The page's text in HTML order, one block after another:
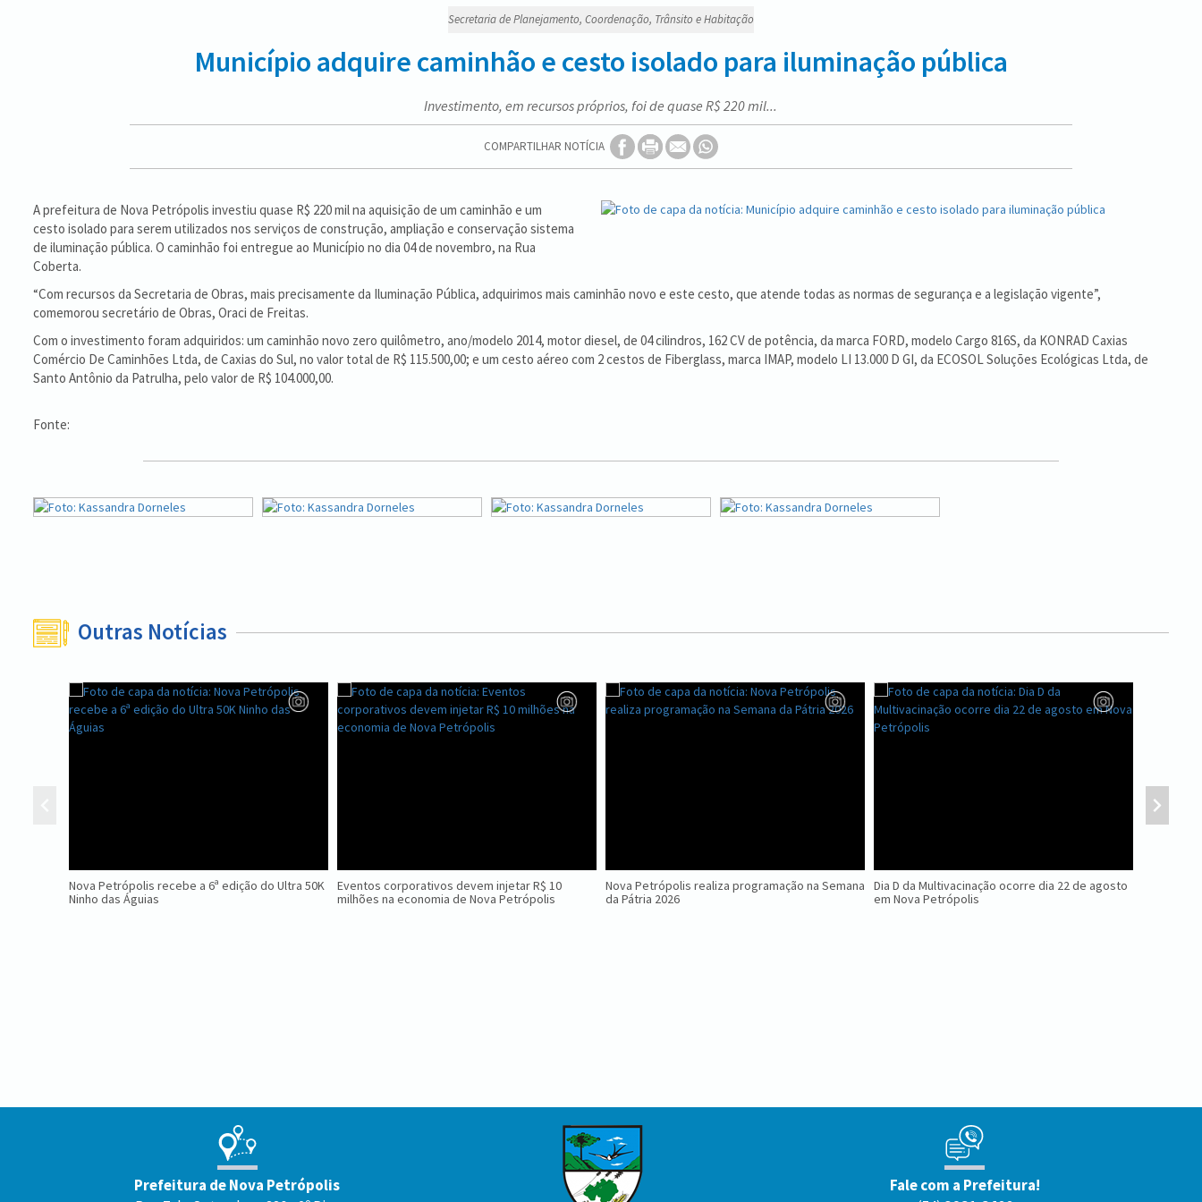
Secretaria de Planejamento, Coordenação, Trânsito e Habitação
Município adquire caminhão e cesto isolado para iluminação pública
Investimento, em recursos próprios, foi de quase R$ 220 mil...
COMPARTILHAR NOTÍCIA
A prefeitura de Nova Petrópolis investiu quase R$ 220 mil na aquisição de um caminhão e um
cesto isolado para serem utilizados nos serviços de construção, ampliação e conservação sistema
de iluminação pública. O caminhão foi entregue ao Município no dia 04 de novembro, na Rua
Coberta.
“Com recursos da Secretaria de Obras, mais precisamente da Iluminação Pública, adquirimos mais caminhão novo e este cesto, que atende todas as normas de segurança e a legislação vigente”,
comemorou secretário de Obras, Oraci de Freitas.
Com o investimento foram adquiridos: um caminhão novo zero quilômetro, ano/modelo 2014, motor diesel, de 04 cilindros, 162 CV de potência, da marca FORD, modelo Cargo 816S, da KONRAD Caxias
Comércio De Caminhões Ltda, de Caxias do Sul, no valor total de R$ 115.500,00; e um cesto aéreo com 2 cestos de Fiberglass, marca IMAP, modelo LI 13.000 D GI, da ECOSOL Soluções Ecológicas Ltda, de
Santo Antônio da Patrulha, pelo valor de R$ 104.000,00.
Fonte:
Outras Notícias
Nova Petrópolis recebe a 6ª edição do Ultra 50K
Ninho das Águias
Eventos corporativos devem injetar R$ 10
milhões na economia de Nova Petrópolis
Nova Petrópolis realiza programação na Semana
da Pátria 2026
Dia D da Multivacinação ocorre dia 22 de agosto
em Nova Petrópolis
Prefeitura de Nova Petrópolis
Fale com a Prefeitura!